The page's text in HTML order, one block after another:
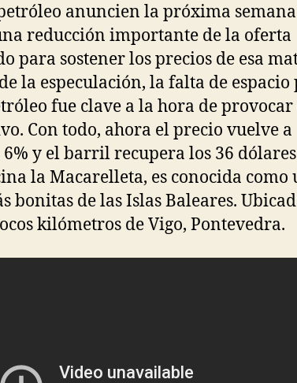
anuncien la próxima
reducción importante de la oferta
para sostener los precios de esa
la especulación, la falta de espacio
fue clave a la hora de provocar
Con todo, ahora el precio vuelve a
y el barril recupera los 36
la Macarelleta, es conocida como
bonitas de las Islas Baleares.
kilómetros de Vigo, Pontevedra.